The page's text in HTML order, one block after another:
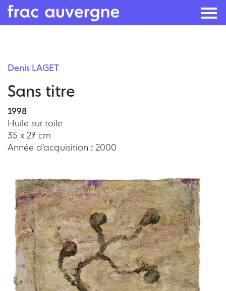
content
Denis LAGET
Sans titre
1998
Huile sur toile
35 x 27 cm
Année d'acquisition : 2000